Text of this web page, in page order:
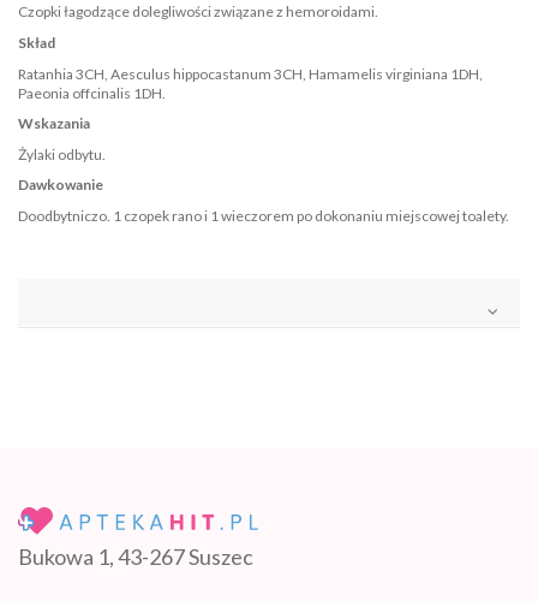
Czopki łagodzące dolegliwości związane z hemoroidami.
Skład
Ratanhia 3CH, Aesculus hippocastanum 3CH, Hamamelis virginiana 1DH,
Paeonia offcinalis 1DH.
Wskazania
Żylaki odbytu.
Dawkowanie
Doodbytniczo. 1 czopek rano i 1 wieczorem po dokonaniu miejscowej toalety.
Bukowa 1, 43-267 Suszec